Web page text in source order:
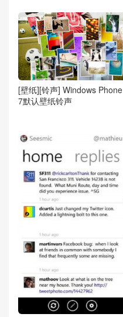
[壁纸][铃声] Windows Phone
7默认壁纸铃声